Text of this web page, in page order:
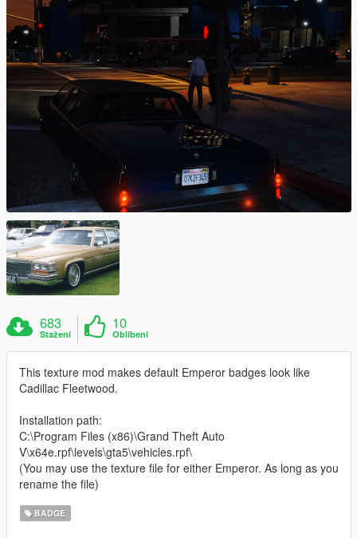
683
Stažení
10
Oblíbení
This texture mod makes default Emperor badges look like
Cadillac Fleetwood.
Installation path:
C:\Program Files (x86)\Grand Theft Auto
V\x64e.rpf\levels\gta5\vehicles.rpf\
(You may use the texture file for either Emperor. As long as you
rename the file)
BADGE